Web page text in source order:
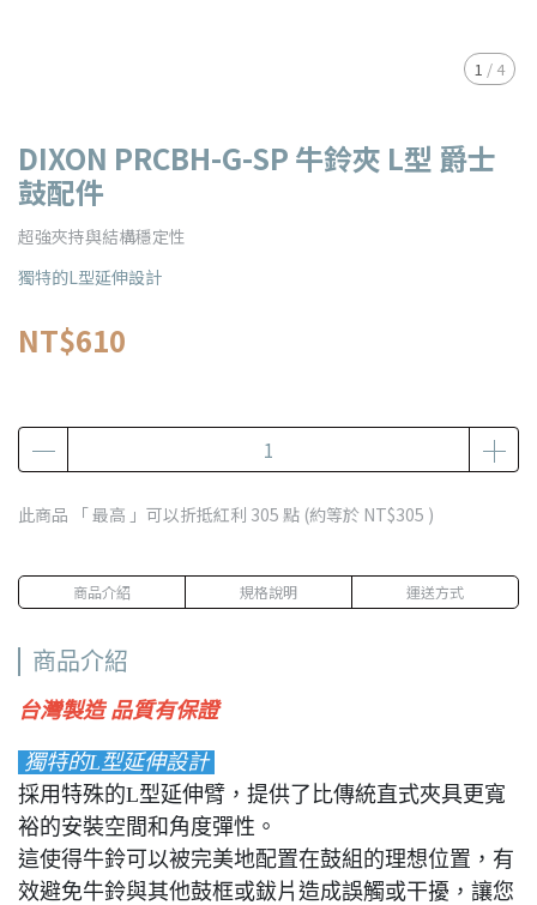
1 / 4
DIXON PRCBH-G-SP 牛鈴夾 L型 爵士
鼓配件
超強夾持與結構穩定性
獨特的L型延伸設計
NT$610
此商品 「 最高 」可以折抵紅利 305 點 (約等於 NT$305 )
商品介紹 規格說明 運送方式
商品介紹
台灣製造 品質有保證
獨特的L型延伸設計
採用特殊的L型延伸臂，提供了比傳統直式夾具更寬
裕的安裝空間和角度彈性。
這使得牛鈴可以被完美地配置在鼓組的理想位置，有
效避免牛鈴與其他鼓框或鈸片造成誤觸或干擾，讓您